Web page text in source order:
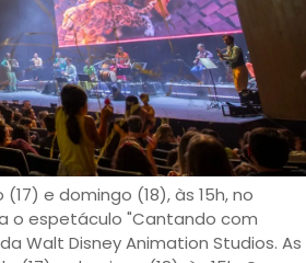
e domingo (18), às 15h, no
o espetáculo "Cantando com
Walt Disney Animation Studios. As